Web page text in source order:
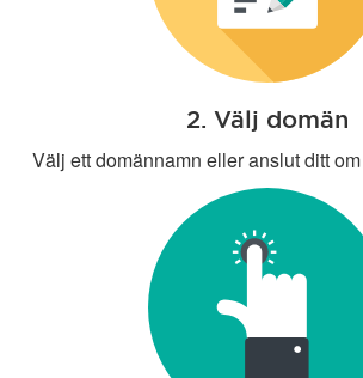
2. Välj domän
Välj ett domännamn eller anslut ditt